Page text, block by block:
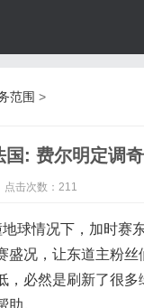
范围 >
: 费尔明定调
击次数：211
球情况下，加时赛
盛况，让东道主粉
，必然是刷新了很
。